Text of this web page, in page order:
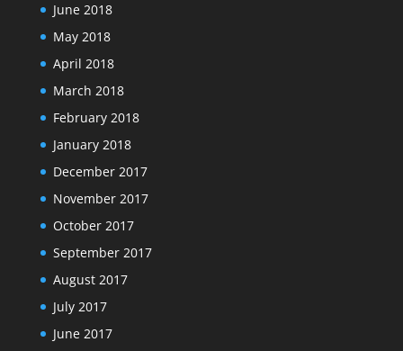
June 2018
May 2018
April 2018
March 2018
February 2018
January 2018
December 2017
November 2017
October 2017
September 2017
August 2017
July 2017
June 2017